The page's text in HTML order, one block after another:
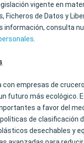
vigente en
Ficheros de Datos y
información, consulta
con empresas de
futuro más ecológico.
a favor del
de clasificación
desechables y